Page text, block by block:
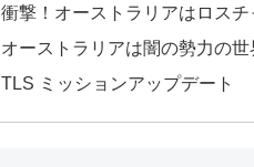
衝撃！オーストラリアはロス
オーストラリアは闇の勢力の
TLS ミッションアップデート